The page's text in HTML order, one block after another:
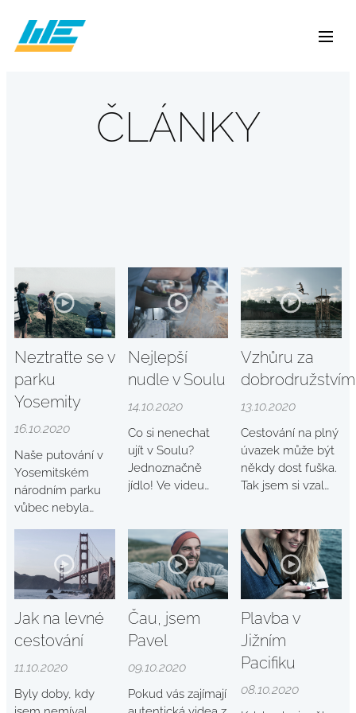
ČLÁNKY
Neztraťte se v
parku
Yosemity
16.10.2020
Naše putování v
Yosemitském
národním parku
vůbec nebyla
se nám sejít z
vyznačené trasy,
spali jsme pod
širákem a potkali
jsme hned
zvířat. Všechny
tyhle momenty
natočit. Tenhle
Nejlepší
nudle v Soulu
14.10.2020
Co si nenechat
ujít v Soulu?
Jednoznačně
jídlo! Ve videu
ochutnat, kde to
vyzkoušet a jak
dostat z vašeho
korejského
dobrodružství to
nejlepší.
Vzhůru za
dobrodružstvím
13.10.2020
Cestování na plný
úvazek může být
někdy dost fuška.
Tak jsem si vzal
kámoše v
Kanadě. Ukázali
mi ta nejlepší
místa v Albertě.
vidět taky,
omrkněte moje
nové video.
Jak na levné
cestování
11.10.2020
Byly doby, kdy
Čau, jsem
Pavel
09.10.2020
Pokud vás zajímají
Plavba v
Jižním
Pacifiku
08.10.2020